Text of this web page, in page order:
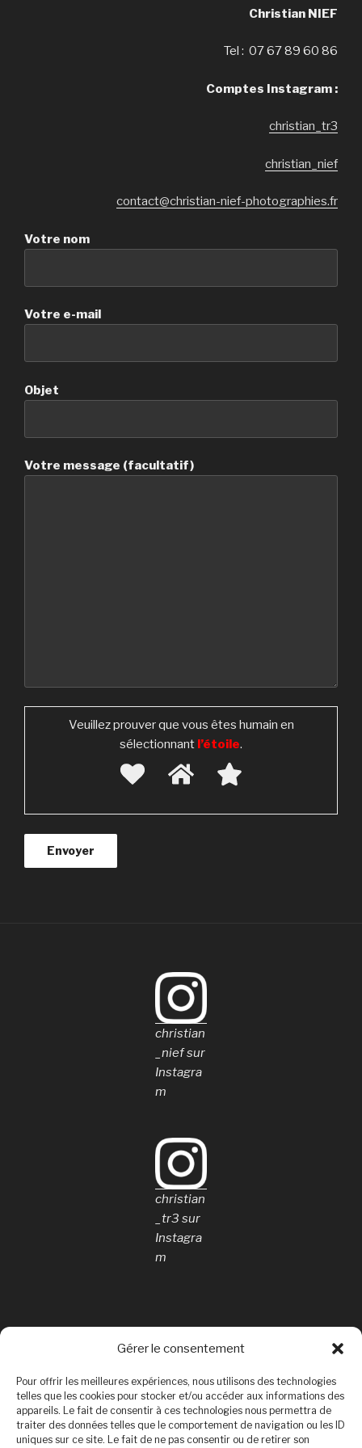
Gérer le consentement
Pour offrir les meilleures expériences, nous utilisons des technologies
telles que les cookies pour stocker et/ou accéder aux informations des
appareils. Le fait de consentir à ces technologies nous permettra de
traiter des données telles que le comportement de navigation ou les ID
uniques sur ce site. Le fait de ne pas consentir ou de retirer son
Christian NIEF
Tel : 07 67 89 60 86
Comptes Instagram :
christian_tr3
christian_nief
contact@christian-nief-photographies.fr
Votre nom
Votre e-mail
Objet
Votre message (facultatif)
Veuillez prouver que vous êtes humain en
sélectionnant l’étoile.
christian
_nief sur
Instagra
m
christian
_tr3 sur
Instagra
m
Rechercher